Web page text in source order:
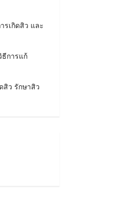
รเกิดสิว และ
ธีการแก้
สิว รักษาสิว